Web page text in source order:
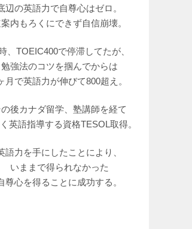
辺の英語力で自尊心はゼロ。
内もろくにできず自信崩壊。
、TOEIC400で停滞してたが、
勉強法のコツを掴んでからは
月で英語力が伸びて800超え。
の後カナダ留学、塾講師を経て
英語指導する資格TESOL取得。
語力を手にしたことにより、
いままで得られなかった
尊心を得ることに成功する。